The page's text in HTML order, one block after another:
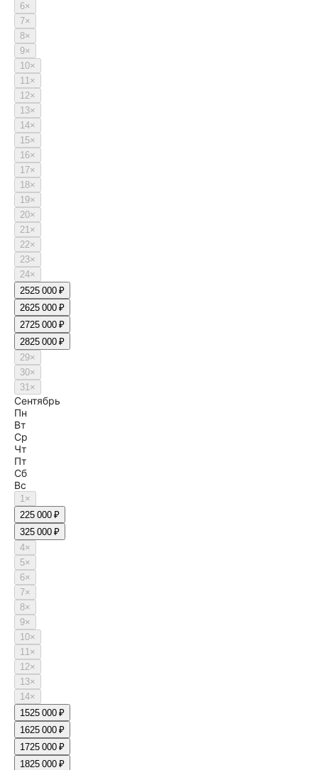
6×
7×
8×
9×
10×
11×
12×
13×
14×
15×
16×
17×
18×
19×
20×
21×
22×
23×
24×
2525 000 ₽
2625 000 ₽
2725 000 ₽
2825 000 ₽
29×
30×
31×
Сентябрь
Пн
Вт
Ср
Чт
Пт
Сб
Вс
1×
225 000 ₽
325 000 ₽
4×
5×
6×
7×
8×
9×
10×
11×
12×
13×
14×
1525 000 ₽
1625 000 ₽
1725 000 ₽
1825 000 ₽